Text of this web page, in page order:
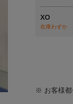
XO
在庫わずか
※ お客様都